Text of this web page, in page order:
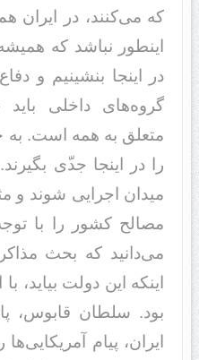
که می‌کنند‌‌، د‌‌ر ایران
اینطور نباشد‌‌ که
د‌‌ر اینجا بنشینیم و
گروه‌های د‌‌اخلی باید‌‌
متعلق به همه است.
را د‌‌ر اینجا جد‌‌ّی
مید‌‌ان اجرایی شوند‌‌ و
مصالح کشور را با
می‌د‌‌انید‌‌ که بحث
اینکه این د‌‌ولت
بود‌‌. سلطان قابوس،
ایران، پیام